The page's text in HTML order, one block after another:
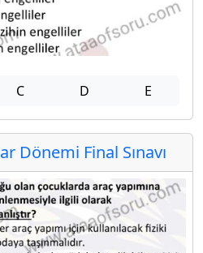
C D E
Dönemi Final Sınavı